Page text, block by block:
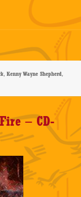
,Kenny Wayne Shepherd,
Wayne Shepherd – Trouble
– CD-